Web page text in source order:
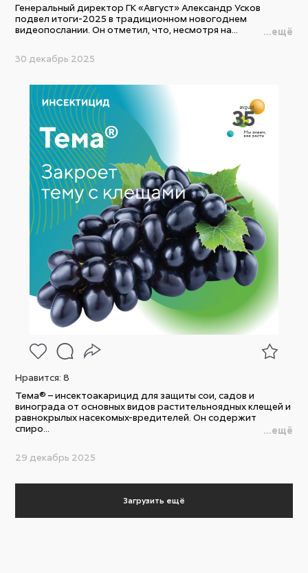
Генеральный директор ГК «Август» Александр Усков
подвел итоги-2025 в традиционном новогоднем
видеопослании. Он отметил, что, несмотря на...
...ещё
30 декабрь 2025
Нравится:8
Тема® – инсектоакарицид для защиты сои, садов и
винограда от основных видов растительноядных клещей и
равнокрылых насекомых-вредителей. Он содержит
спиро...
...ещё
29 декабрь 2025
Загрузить ещё